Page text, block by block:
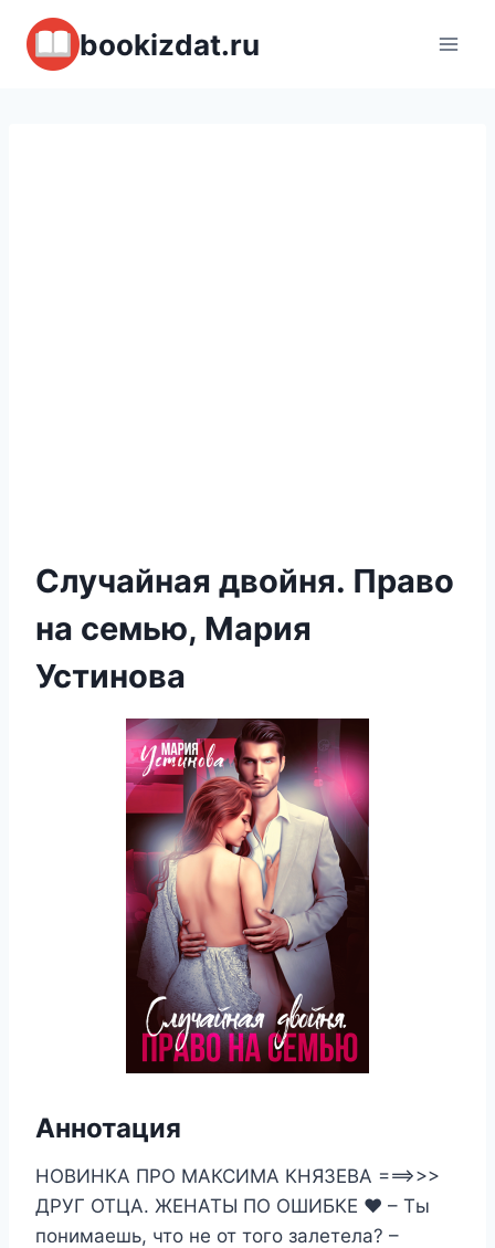
Перейти
содержимому
bookizdat.ru
Случайная двойня. Право
на семью, Мария
Устинова
Аннотация
НОВИНКА ПРО МАКСИМА КНЯЗЕВА ===>>>
ДРУГ ОТЦА. ЖЕНАТЫ ПО ОШИБКЕ ❤️ – Ты
понимаешь, что не от того залетела? –